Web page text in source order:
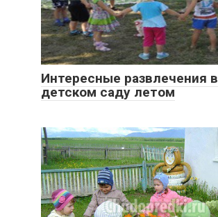
Интересные развлечения в
детском саду летом